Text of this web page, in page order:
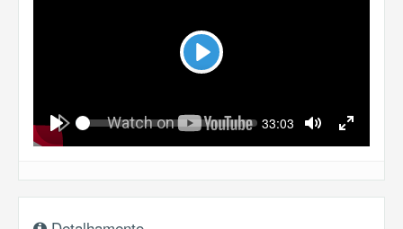
Play
Play
Seek Current
33:03
Mute Fullscreen